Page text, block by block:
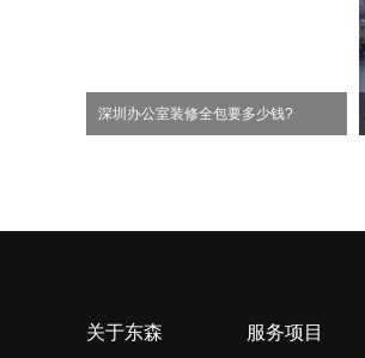
深圳办公室装修全包要多少钱?
关于东森 服务项目